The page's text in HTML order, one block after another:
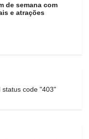
de semana com
e atrações
status code "403"